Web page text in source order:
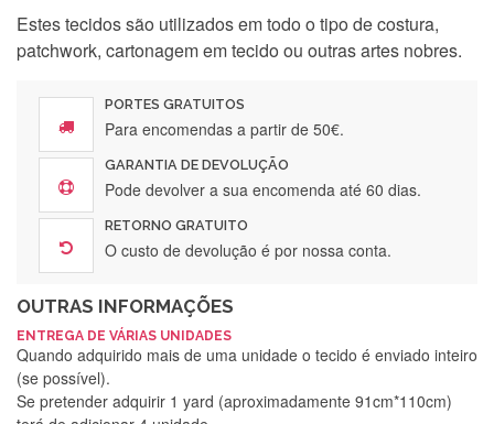
Estes tecidos são utilizados em todo o tipo de costura,
patchwork, cartonagem em tecido ou outras artes nobres.
PORTES GRATUITOS
Para encomendas a partir de 50€.
GARANTIA DE DEVOLUÇÃO
Pode devolver a sua encomenda até 60 dias.
RETORNO GRATUITO
O custo de devolução é por nossa conta.
OUTRAS INFORMAÇÕES
ENTREGA DE VÁRIAS UNIDADES
Quando adquirido mais de uma unidade o tecido é enviado inteiro
(se possível).
Se pretender adquirir 1 yard (aproximadamente 91cm*110cm)